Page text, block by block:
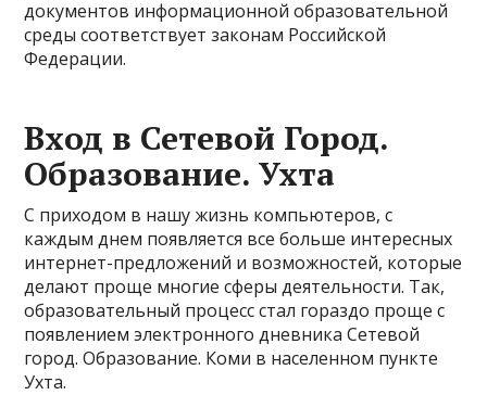
документов информационной образовательной
среды соответствует законам Российской
Федерации.
Вход в Сетевой Город.
Образование. Ухта
С приходом в нашу жизнь компьютеров, с
каждым днем появляется все больше интересных
интернет-предложений и возможностей, которые
делают проще многие сферы деятельности. Так,
образовательный процесс стал гораздо проще с
появлением электронного дневника Сетевой
город. Образование. Коми в населенном пункте
Ухта.